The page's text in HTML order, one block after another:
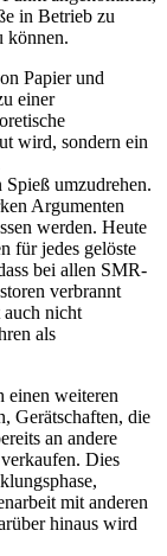
in Betrieb zu
können.
Papier und
einer
wird, sondern ein
Spieß umzudrehen.
Argumenten
werden. Heute
für jedes gelöste
bei allen SMR-
verbrannt
auch nicht
als
einen weiteren
Gerätschaften, die
an andere
Dies
mit anderen
hinaus wird